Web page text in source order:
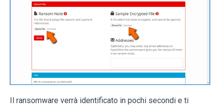
Il ransomware verrà identificato in pochi secondi e ti